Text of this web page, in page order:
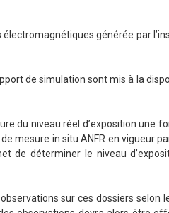
générée par
de simulation sont mis à la
du niveau réel d’exposition une
mesure in situ ANFR en vigueur
de déterminer le niveau
sur ces dossiers selon